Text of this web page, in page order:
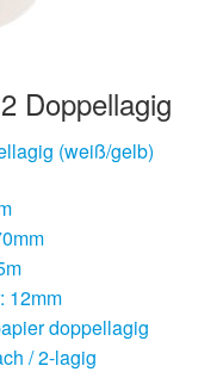
Doppellagig
(weiß/gelb)
12mm
doppellagig
/ 2-lagig